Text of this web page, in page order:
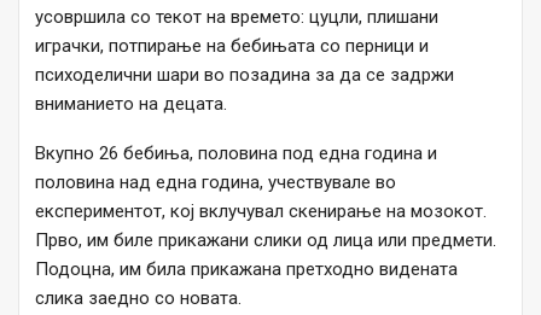
усовршила со текот на времето: цуцли, плишани
играчки, потпирање на бебињата со перници и
психоделични шари во позадина за да се задржи
вниманието на децата.
Вкупно 26 бебиња, половина под една година и
половина над една година, учествувале во
експериментот, кој вклучувал скенирање на мозокот.
Прво, им биле прикажани слики од лица или предмети.
Подоцна, им била прикажана претходно видената
слика заедно со новата.